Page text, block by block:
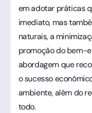
em adotar práticas
imediato, mas
naturais, a
promoção do bem-
abordagem que
o sucesso
ambiente, além do
todo.